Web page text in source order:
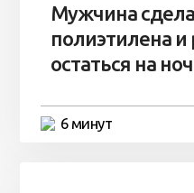
Мужчина
полиэтилена
остаться на
6 минут